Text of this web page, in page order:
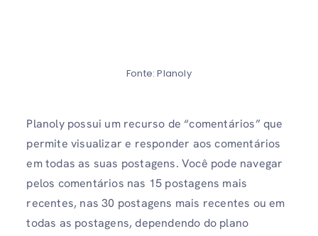
Fonte: Planoly
Planoly possui um recurso de “comentários” que
permite visualizar e responder aos comentários
em todas as suas postagens. Você pode navegar
pelos comentários nas 15 postagens mais
recentes, nas 30 postagens mais recentes ou em
todas as postagens, dependendo do plano